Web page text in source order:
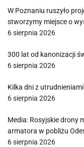
W Poznaniu ruszyło
stworzymy miejsce o
6 sierpnia 2026
300 lat od kanonizacji
6 sierpnia 2026
Kilka dni z
6 sierpnia 2026
Media: Rosyjskie drony
armatora w pobliżu
6 sierpnia 2026